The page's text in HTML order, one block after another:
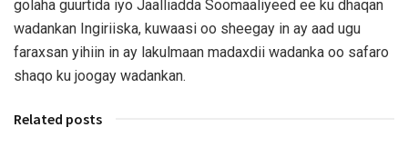
golaha guurtida iyo Jaalliadda Soomaaliyeed ee ku dhaqan
wadankan Ingiriiska, kuwaasi oo sheegay in ay aad ugu
faraxsan yihiin in ay lakulmaan madaxdii wadanka oo safaro
shaqo ku joogay wadankan.
Related posts